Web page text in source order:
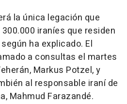
la única legación que
iraníes que residen
ha explicado. El
a consultas el martes
Markus Potzel, y
al responsable iraní de
Mahmud Farazandé.